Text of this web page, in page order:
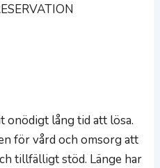
onödigt lång tid att lösa.
för vård och omsorg att
tillfälligt stöd. Länge har